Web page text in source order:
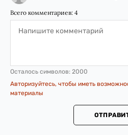
Всего комментариев: 4
Осталось символов: 2000
Авторизуйтесь, чтобы иметь
материалы